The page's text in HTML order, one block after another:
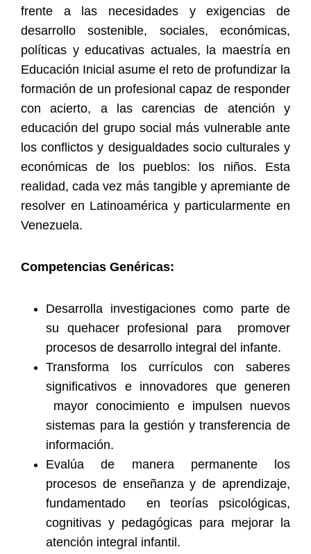
frente a las necesidades y exigencias de
desarrollo sostenible, sociales, económicas,
políticas y educativas actuales, la maestría en
Educación Inicial asume el reto de profundizar la
formación de un profesional capaz de responder
con acierto, a las carencias de atención y
educación del grupo social más vulnerable ante
los conflictos y desigualdades socio culturales y
económicas de los pueblos: los niños. Esta
realidad, cada vez más tangible y apremiante de
resolver en Latinoamérica y particularmente en
Venezuela.
Competencias Genéricas:
Desarrolla investigaciones como parte de
su quehacer profesional para promover
procesos de desarrollo integral del infante.
Transforma los currículos con saberes
significativos e innovadores que generen
mayor conocimiento e impulsen nuevos
sistemas para la gestión y transferencia de
información.
Evalúa de manera permanente los
procesos de enseñanza y de aprendizaje,
fundamentado en teorías psicológicas,
cognitivas y pedagógicas para mejorar la
atención integral infantil.